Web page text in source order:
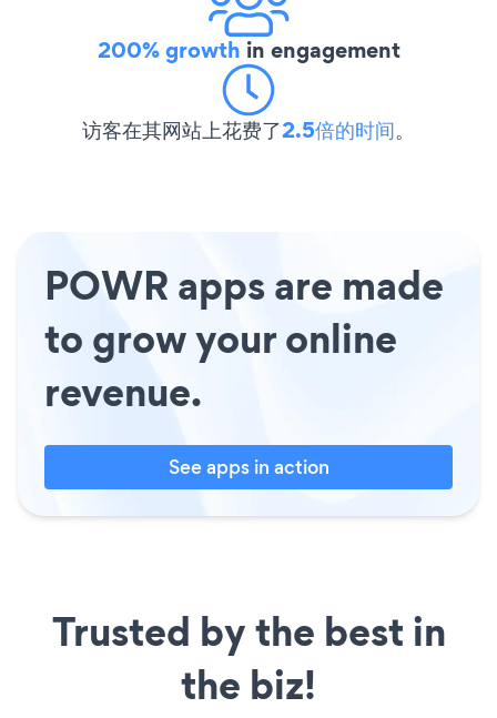
200% growth in engagement
访客在其网站上花费了2.5倍的时间。
POWR apps are made
to grow your online
revenue.
See apps in action
Trusted by the best in
the biz!